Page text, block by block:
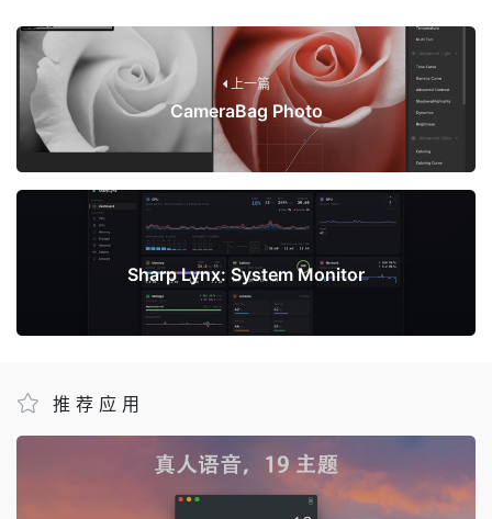
上一篇
CameraBag Photo
Sharp Lynx: System Monitor
推荐应用